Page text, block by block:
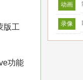
动画
录像
版工
功能